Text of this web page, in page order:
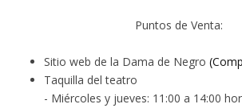
Puntos de Venta:
Sitio web de la Dama de Negro
Taquilla del teatro
- Miércoles y jueves: 11:00 a 14:00